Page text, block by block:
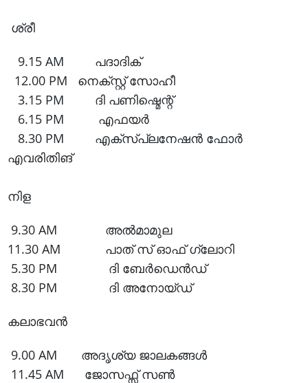
ശ്രീ
9.15 AM പദാദിക്
12.00 PM നെക്സ്റ്റ് സോഹീ
3.15 PM ദി പണിഷ്മെന്റ്
6.15 PM എഫയർ
8.30 PM എക്സ്പ്ലനേഷൻ ഫോർ
എവരിതിങ്
നിള
9.30 AM അൽമാമുല
11.30 AM പാത് സ് ഓഫ് ഗ്ലോറി
5.30 PM ദി ബേർഡെൻഡ്
8.30 PM ദി അനോയ്ഡ്
കലാഭവൻ
9.00 AM അദൃശ്യ ജാലകങ്ങൾ
11.45 AM ജോസഫ്സ് സൺ